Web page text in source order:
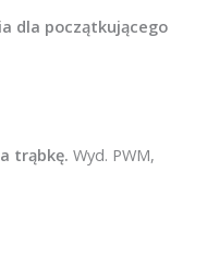
dla początkującego
trąbkę. Wyd. PWM,